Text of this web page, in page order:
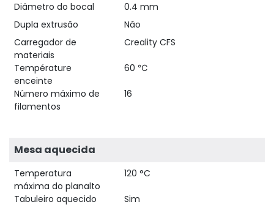
Diâmetro do bocal
0.4 mm
Dupla extrusão
Não
Carregador de
materiais
Creality CFS
Température
enceinte
60 ℃
Número máximo de
filamentos
16
Mesa aquecida
Temperatura
máxima do planalto
120 °C
Tabuleiro aquecido
Sim